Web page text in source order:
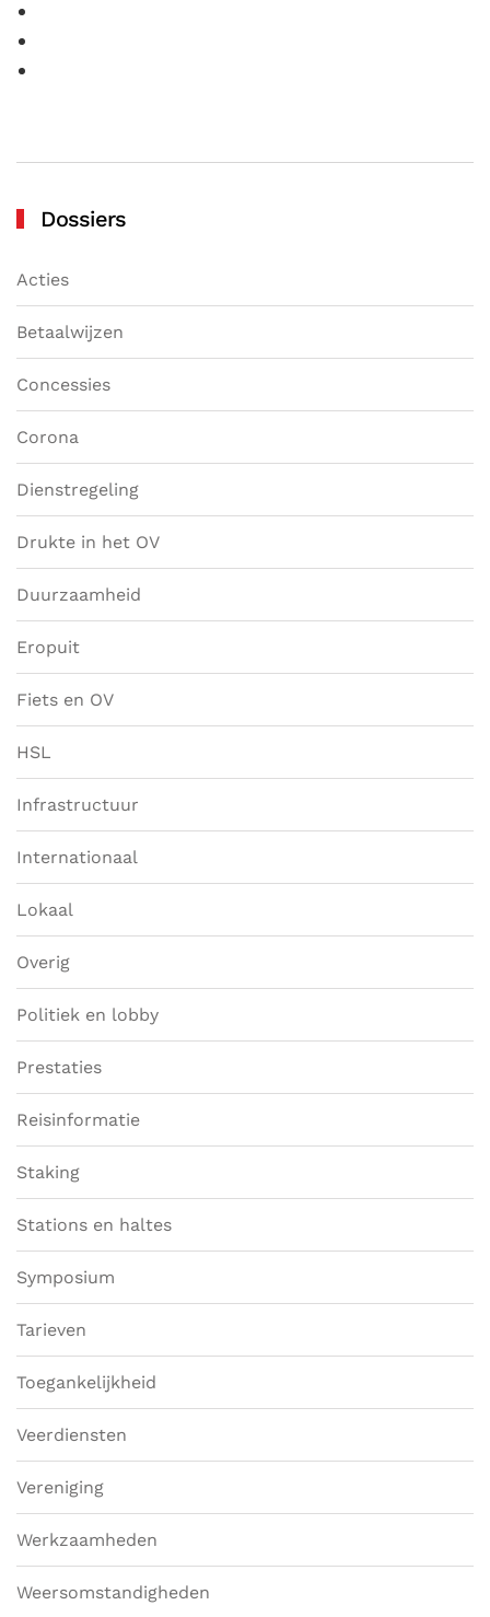
Dossiers
Acties
Betaalwijzen
Concessies
Corona
Dienstregeling
Drukte in het OV
Duurzaamheid
Eropuit
Fiets en OV
HSL
Infrastructuur
Internationaal
Lokaal
Overig
Politiek en lobby
Prestaties
Reisinformatie
Staking
Stations en haltes
Symposium
Tarieven
Toegankelijkheid
Veerdiensten
Vereniging
Werkzaamheden
Weersomstandigheden